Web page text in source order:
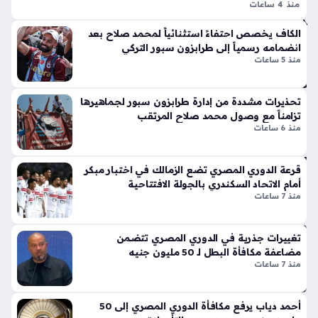
لا
ق
أيق
ونت
الج
دي
دة
ت
الإث
ني
أس
طو
انة
قل
الح
هي
داً
لان
ض
ما
مه
لص
فو
ف
ابز
ون
سب
منذ
سا
عة
واح
دة
منذ 4 ساعات
الأوساط الرياضية، حيث تداول رواد مواقع التواصل الاجتماعي أنباء
وصول النجم المصري إلى الأراضي التركية لإتمام الصفقة، وسط
الكاف يخصص احتفاءً استثنائياً لمحمد صلاح بعد
انضمامه رسمياً إلى طرابزون سبور التركي
منذ 5 ساعات
تحذيرات مشددة من إدارة طرابزون سبور لجماهيرها
تزامناً مع وصول محمد صلاح المرتقب
منذ 6 ساعات
قرعة الدوري المصري تضع الزمالك في اختبار مبكر
أمام الاتحاد السكندري بالجولة الافتتاحية
منذ 7 ساعات
تغييرات جذرية في الدوري المصري تتضمن
مضاعفة مكافأة البطل لـ 50 مليون جنيه
منذ 7 ساعات
أحمد دياب يرفع مكافأة الدوري المصري إلى 50